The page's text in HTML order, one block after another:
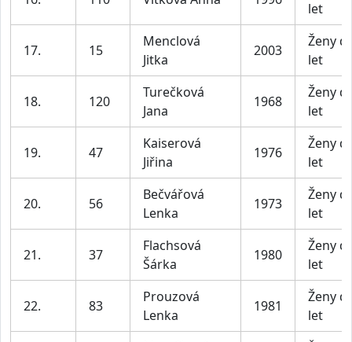
let
17. 15
Menclová
Jitka
2003
Ženy
let
18. 120
Turečková
Jana
1968
Ženy
let
19. 47
Kaiserová
Jiřina
1976
Ženy
let
20. 56
Bečvářová
Lenka
1973
Ženy
let
21. 37
Flachsová
Šárka
1980
Ženy
let
22. 83
Prouzová
Lenka
1981
Ženy
let